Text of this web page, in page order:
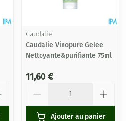
Caudalie
Caudalie Vinopure Gelee
Nettoyante&purifiante 75ml
11,60 €
Ajouter au panier